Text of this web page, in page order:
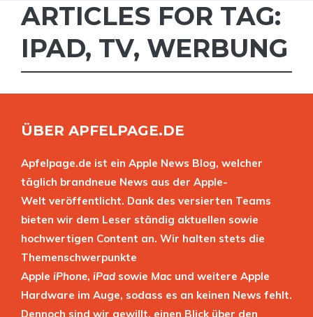
ARTICLES FOR TAG:
IPAD, TV, WERBUNG
ÜBER APFELPAGE.DE
Apfelpage.de ist ein Apple News Blog, welcher
täglich brandneue News aus der Apple-
Welt veröffentlicht. Dank des versierten Teams
bieten wir dem Leser ständig aktuellen sowie
hochwertigen Content an. Wir halten stets die
Themenschwerpunkte
Apple iPhone, iPad sowie Mac und weitere Apple
Hardware im Auge, sodass es an keinen News fehlt.
Dennoch sind wir gewillt, einen Blick über den